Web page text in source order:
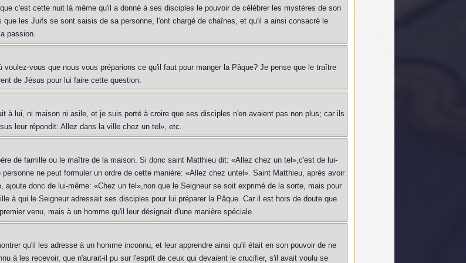
c'est cette nuit là même qu'il a donné à ses disciples le pouvoir de célébrer les mystères de son
les Juifs se sont saisis de sa personne, l'ont chargé de chaînes, et qu'il a ainsi consacré le
passion.
vous que nous vous préparions ce qu'il faut pour manger la Pâque? Je pense que le traître
de Jésus pour lui faire cette question.
à lui, ni maison ni asile, et je suis porté à croire que ses disciples n'en avaient pas non plus; car ils
leur répondit: Allez dans la ville chez un tel», etc.
de famille ou le maître de la maison. Si donc saint Matthieu dit: «Allez chez un tel»,c'est de lui-
ne peut formuler un ordre de cette manière: «Allez chez untel». Saint Matthieu, après avoir
donc de lui-même: «Chez un tel»,non que le Seigneur se soit exprimé de la sorte, mais pour
à qui le Seigneur adressait ses disciples pour lui préparer la Pâque. Car il est hors de doute que
venu, mais à un homme qu'il leur désignait d'une manière spéciale.
qu'il les adresse à un homme inconnu, et leur apprendre ainsi qu'il était en son pouvoir de ne
à les recevoir, que n'aurait-il pu sur l'esprit de ceux qui devaient le crucifier, s'il avait voulu se